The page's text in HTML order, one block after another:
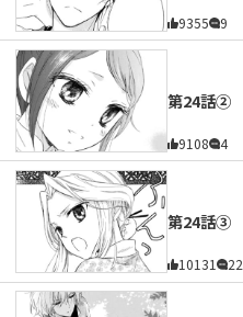
9355 9
第24話②
9108 4
第24話③
10131 22